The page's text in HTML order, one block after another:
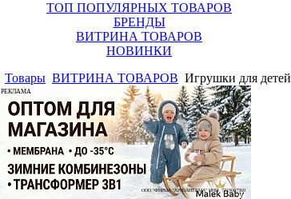
ТОП ПОПУЛЯРНЫХ ТОВАРОВ
БРЕНДЫ
ВИТРИНА ТОВАРОВ
НОВИНКИ
Товары ВИТРИНА ТОВАРОВ Игрушки для детей
РЕКЛАМА
ООО "ФИРМА "ХРИЗАНТЕМА" ИНН: 7719007569